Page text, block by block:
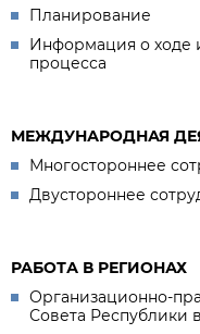
Планирование
Информация о ходе
процесса
МЕЖДУНАРОДНАЯ
Многостороннее
Двустороннее
РАБОТА В РЕГИОНАХ
Организационно-
Совета Республики